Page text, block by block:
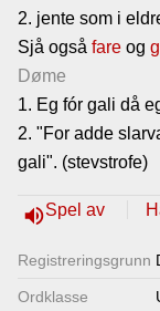
2. jente som i
Sjå også fare og
Døme
1. Eg fór gali då
2. "For adde
gali". (stevstrofe)
volume_upSpel av
Registrerings­grunn
Ordklasse
Gjestebok
Nyhende
Lenkjer
oss